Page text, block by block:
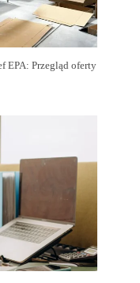
EPA: Przegląd oferty